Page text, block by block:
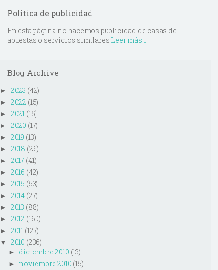
Política de publicidad
En esta página no hacemos publicidad de casas de
apuestas o servicios similares Leer más...
Blog Archive
► 2023 (42)
► 2022 (15)
► 2021 (15)
► 2020 (17)
► 2019 (13)
► 2018 (26)
► 2017 (41)
► 2016 (42)
► 2015 (53)
► 2014 (27)
► 2013 (88)
► 2012 (160)
► 2011 (127)
▼ 2010 (236)
► diciembre 2010 (13)
► noviembre 2010 (15)